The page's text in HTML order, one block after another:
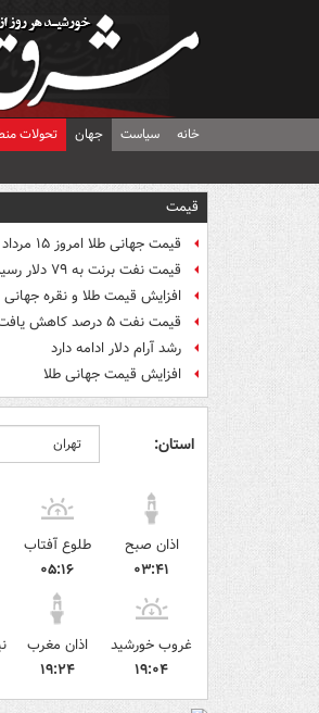
خانه سیاست جهان تحولات
قیمت
قیمت جهانی طلا امروز ۱۵ مرداد
قیمت نفت برنت به ۷۹ دلار رسید
افزایش قیمت طلا و نقره جهانی
قیمت نفت ۵ درصد کاهش یافت
رشد آرام دلار ادامه دارد
افزایش قیمت جهانی طلا
استان:
اذان صبح
۰۳:۴۱
طلوع آفتاب
۰۵:۱۶
غروب خورشید
۱۹:۰۴
اذان مغرب
۱۹:۲۴